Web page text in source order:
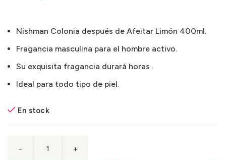
Nishman Colonia después de Afeitar Limón 400ml.
Fragancia masculina para el hombre activo.
Su exquisita fragancia durará horas .
Ideal para todo tipo de piel.
En stock